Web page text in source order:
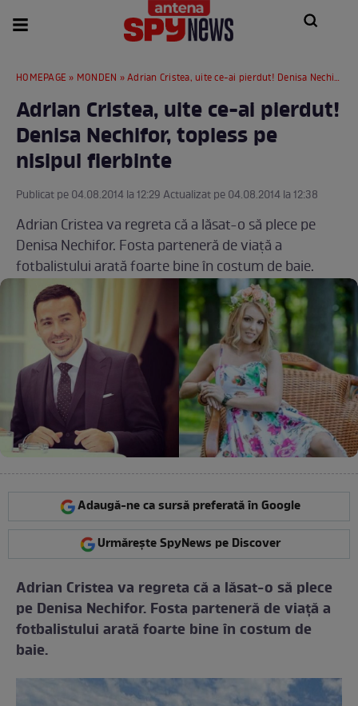
HOMEPAGE » MONDEN » Adrian Cristea, uite ce-ai pierdut! Denisa Nechifor, topless pe nisipul fierbinte
Adrian Cristea, uite ce-ai pierdut!
Denisa Nechifor, topless pe
nisipul fierbinte
Publicat pe 04.08.2014 la 12:29 Actualizat pe 04.08.2014 la 12:38
Adrian Cristea va regreta că a lăsat-o să plece pe
Denisa Nechifor. Fosta parteneră de viaţă a
fotbalistului arată foarte bine în costum de baie.
Adaugă-ne ca sursă preferată în Google
Urmărește SpyNews pe Discover
Adrian Cristea va regreta că a lăsat-o să plece
pe Denisa Nechifor. Fosta parteneră de viaţă a
fotbalistului arată foarte bine în costum de
baie.